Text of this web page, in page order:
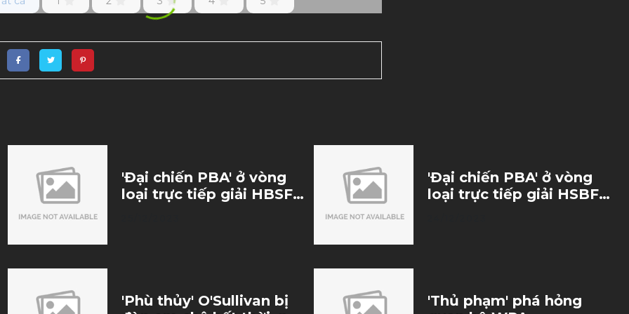
'Đại chiến PBA' ở vòng
loại trực tiếp giải HBSF
'Đại chiến PBA' ở vòng
loại trực tiếp giải HSBF
'Phù thủy' O'Sullivan bị
'Thủ phạm' phá hỏng